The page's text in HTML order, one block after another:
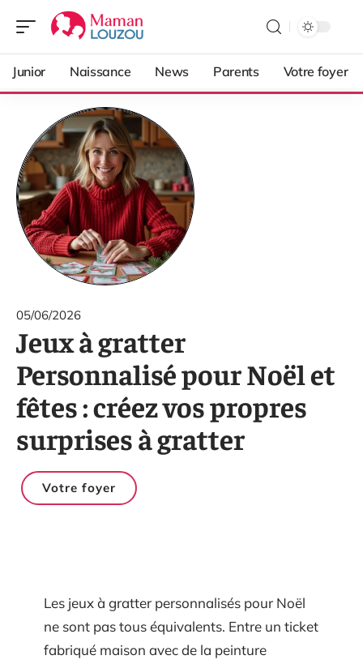
Junior Naissance News Parents Votre foyer
05/06/2026
Jeux à gratter
Personnalisé pour Noël et
fêtes : créez vos propres
surprises à gratter
Votre foyer
Les jeux à gratter personnalisés pour Noël
ne sont pas tous équivalents. Entre un ticket
fabriqué maison avec de la peinture